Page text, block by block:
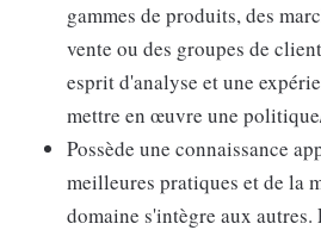
gammes de produits, des
vente ou des groupes de
esprit d'analyse et une
mettre en œuvre une
Possède une connaissance
meilleures pratiques et de la
domaine s'intègre aux autres.